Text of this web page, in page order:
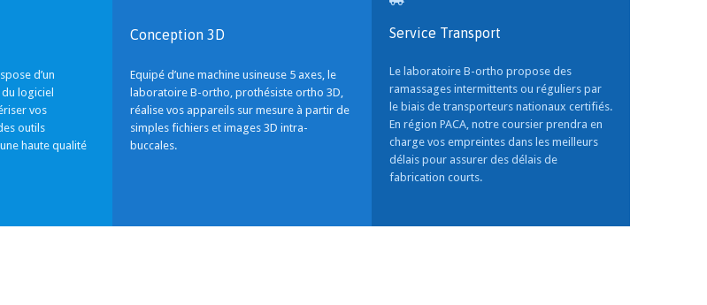
d’un
logiciel
vos
outils
haute qualité
Conception 3D
Equipé d’une machine usineuse 5 axes, le
laboratoire B-ortho, prothésiste ortho 3D,
réalise vos appareils sur mesure à partir de
simples fichiers et images 3D intra-
buccales.
Service Transport
Le laboratoire B-ortho propose des
ramassages intermittents ou réguliers par
le biais de transporteurs nationaux certifiés.
En région PACA, notre coursier prendra en
charge vos empreintes dans les meilleurs
délais pour assurer des délais de
fabrication courts.